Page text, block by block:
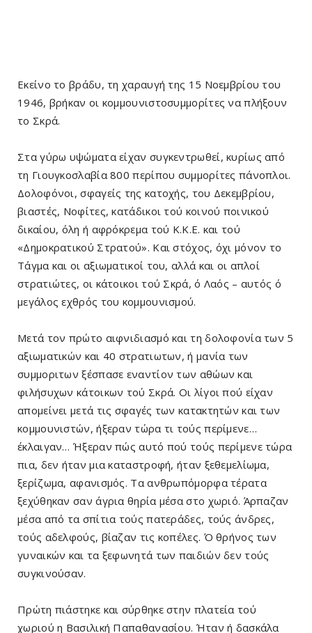
Εκείνο το βράδυ, τη χαραυγή της 15 Νοεμβρίου του
1946, βρήκαν οι κομμουνιστοσυμμορίτες να πλήξουν
το Σκρά.
Στα γύρω υψώματα είχαν συγκεντρωθεί, κυρίως από
τη Γιουγκοσλαβία 800 περίπου συμμορίτες πάνοπλοι.
Δολοφόνοι, σφαγείς της κατοχής, του Δεκεμβρίου,
βιαστές, Νοφίτες, κατάδικοι τού κοινού ποινικού
δικαίου, όλη ή αφρόκρεμα τού Κ.Κ.Ε. και τού
«Δημοκρατικού Στρατού». Και στόχος, όχι μόνον το
Τάγμα και οι αξιωματικοί του, αλλά και οι απλοί
στρατιώτες, οι κάτοικοι τού Σκρά, ό Λαός – αυτός ό
μεγάλος εχθρός του κομμουνισμού.
Μετά τον πρώτο αιφνιδιασμό και τη δολοφονία των 5
αξιωματικών και 40 στρατιωτων, ή μανία των
συμμοριτων ξέσπασε εναντίον των αθώων και
φιλήσυχων κάτοικων τού Σκρά. Οι λίγοι πού είχαν
απομείνει μετά τις σφα­γές των κατακτητών και των
κομμουνιστών, ήξεραν τώρα τι τούς περίμε­νε…
έκλαιγαν… Ήξεραν πώς αυτό πού τούς περίμενε τώρα
πια, δεν ήταν μια καταστροφή, ήταν ξεθεμελίωμα,
ξερίζωμα, αφανισμός. Τα ανθρωπόμορφα τέρατα
ξεχύθηκαν σαν άγρια θηρία μέσα στο χωριό. Άρπαζαν
μέσα από τα σπίτια τούς πατεράδες, τούς άνδρες,
τούς αδελφούς, βίαζαν τις κοπέλες. Ό θρήνος των
γυναικών και τα ξεφωνητά των παιδιών δεν τούς
συγκινούσαν.
Πρώτη πιάστηκε και σύρθηκε στην πλατεία τού
χωριού η Βασιλική Παπαθανασίου. Ήταν ή δασκάλα